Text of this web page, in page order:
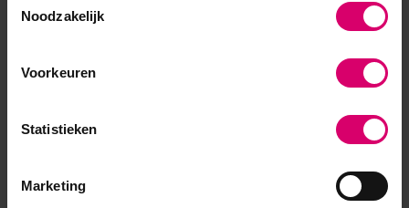
Noodzakelijk
Voorkeuren
Statistieken
Marketing